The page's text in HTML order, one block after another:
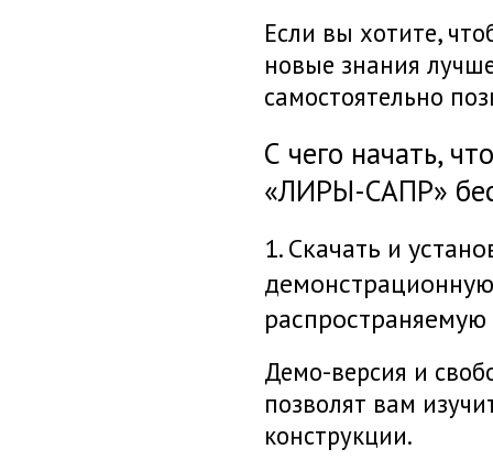
Если вы хотите,
новые знания
самостоятельно
С чего начать,
«ЛИРЫ-САПР»
1. Скачать и
Демо-версия и
позволят вам
конструкции.